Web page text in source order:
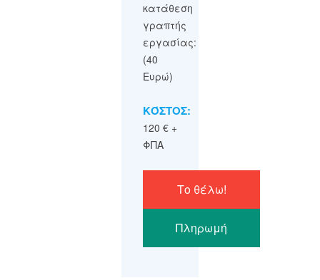
κατάθεση
γραπτής
εργασίας:
(40
Ευρώ)
ΚΌΣΤΟΣ:
120 € +
ΦΠΑ
Το θέλω!
Πληρωμή